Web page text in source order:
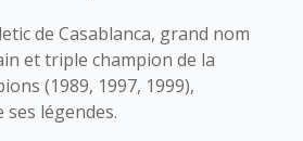
de Casablanca, grand nom
et triple champion de la
(1989, 1997, 1999),
ses légendes.